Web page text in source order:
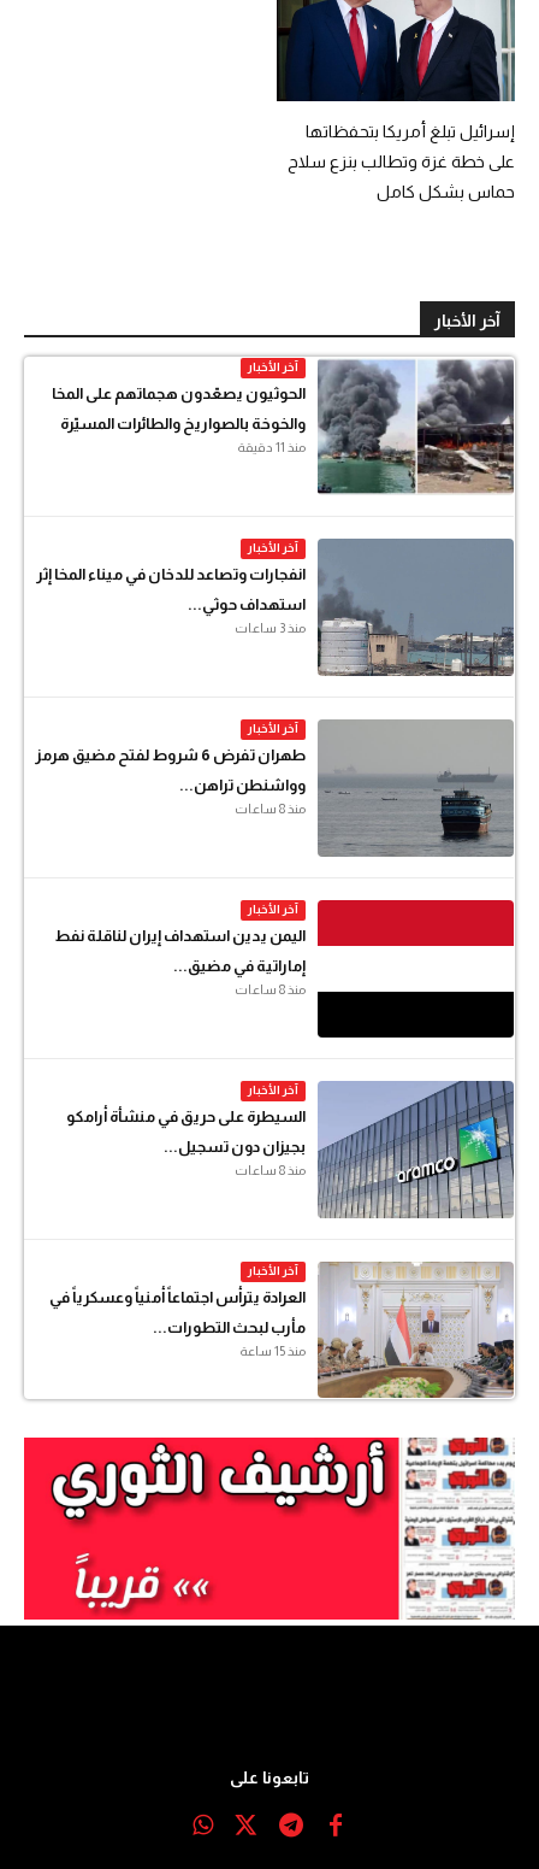
إسرائيل تبلغ أمريكا بتحفظاتها
على خطة غزة وتطالب بنزع سلاح
حماس بشكل كامل
آخر الأخبار
آخر الأخبار
الحوثيون يصعّدون هجماتهم على المخا
والخوخة بالصواريخ والطائرات المسيّرة
منذ 11 دقيقة
آخر الأخبار
انفجارات وتصاعد للدخان في ميناء المخا إثر
استهداف حوثي...
منذ 3 ساعات
آخر الأخبار
طهران تفرض 6 شروط لفتح مضيق هرمز
وواشنطن تراهن...
منذ 8 ساعات
آخر الأخبار
اليمن يدين استهداف إيران لناقلة نفط
إماراتية في مضيق...
منذ 8 ساعات
آخر الأخبار
السيطرة على حريق في منشأة أرامكو
بجيزان دون تسجيل...
منذ 8 ساعات
آخر الأخبار
العرادة يترأس اجتماعاً أمنياً وعسكرياً في
مأرب لبحث التطورات...
منذ 15 ساعة
تابعونا على